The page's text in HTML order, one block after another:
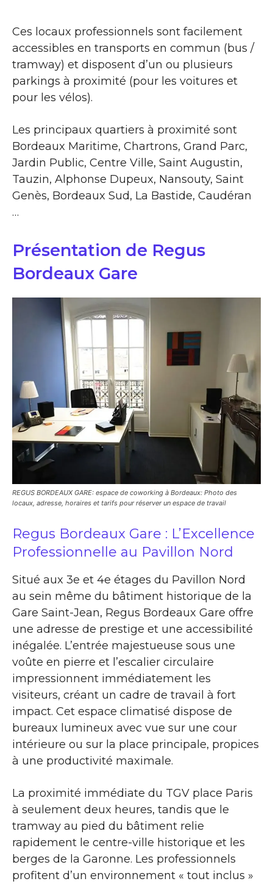
Ces locaux professionnels sont facilement
accessibles en transports en commun (bus /
tramway) et disposent d’un ou plusieurs
parkings à proximité (pour les voitures et
pour les vélos).
Les principaux quartiers à proximité sont
Bordeaux Maritime, Chartrons, Grand Parc,
Jardin Public, Centre Ville, Saint Augustin,
Tauzin, Alphonse Dupeux, Nansouty, Saint
Genès, Bordeaux Sud, La Bastide, Caudéran
…
Présentation de Regus
Bordeaux Gare
REGUS BORDEAUX GARE: espace de coworking à Bordeaux: Photo des
locaux, adresse, horaires et tarifs pour réserver un espace de travail
Regus Bordeaux Gare : L’Excellence
Professionnelle au Pavillon Nord
Situé aux 3e et 4e étages du Pavillon Nord
au sein même du bâtiment historique de la
Gare Saint-Jean, Regus Bordeaux Gare offre
une adresse de prestige et une accessibilité
inégalée. L’entrée majestueuse sous une
voûte en pierre et l’escalier circulaire
impressionnent immédiatement les
visiteurs, créant un cadre de travail à fort
impact. Cet espace climatisé dispose de
bureaux lumineux avec vue sur une cour
intérieure ou sur la place principale, propices
à une productivité maximale.
La proximité immédiate du TGV place Paris
à seulement deux heures, tandis que le
tramway au pied du bâtiment relie
rapidement le centre-ville historique et les
berges de la Garonne. Les professionnels
profitent d’un environnement « tout inclus »